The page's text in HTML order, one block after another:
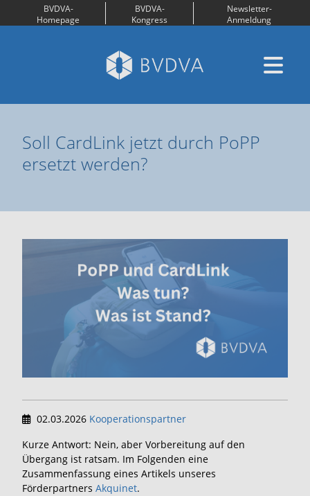
BVDVA-
Homepage
BVDVA-
Kongress
Newsletter-
Anmeldung
Soll CardLink jetzt durch PoPP
ersetzt werden?
02.03.2026 Kooperationspartner
Kurze Antwort: Nein, aber Vorbereitung auf den
Übergang ist ratsam. Im Folgenden eine
Zusammenfassung eines Artikels unseres
Förderpartners Akquinet.